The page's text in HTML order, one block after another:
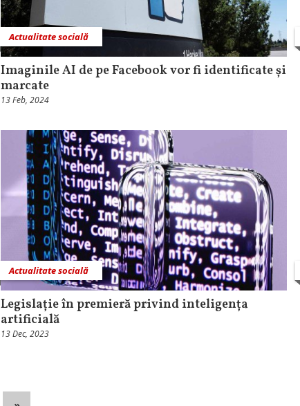
Actualitate socială
Imaginile AI de pe Facebook vor fi identificate și
marcate
13 Feb, 2024
Actualitate socială
Legislație în premieră privind inteligența
artificială
13 Dec, 2023